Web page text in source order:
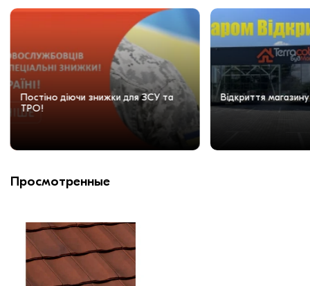
Постіно діючи знижки для ЗСУ та
ТРО!
Відкриття магазину
Просмотренные